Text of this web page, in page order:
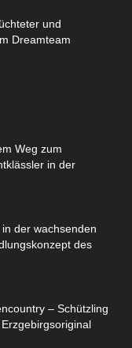
und
Dreamteam
Weg zum
in der
der wachsenden
des
– Schützling